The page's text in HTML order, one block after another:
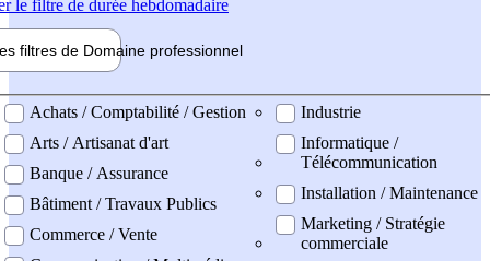
le filtre de durée hebdomadaire
filtres de Domaine professionnel
professionel
Achats / Comptabilité / Gestion
Arts / Artisanat d'art
Banque / Assurance
Bâtiment / Travaux Publics
Commerce / Vente
Industrie
Informatique /
Télécommunication
Installation / Maintenance
Marketing / Stratégie
commerciale